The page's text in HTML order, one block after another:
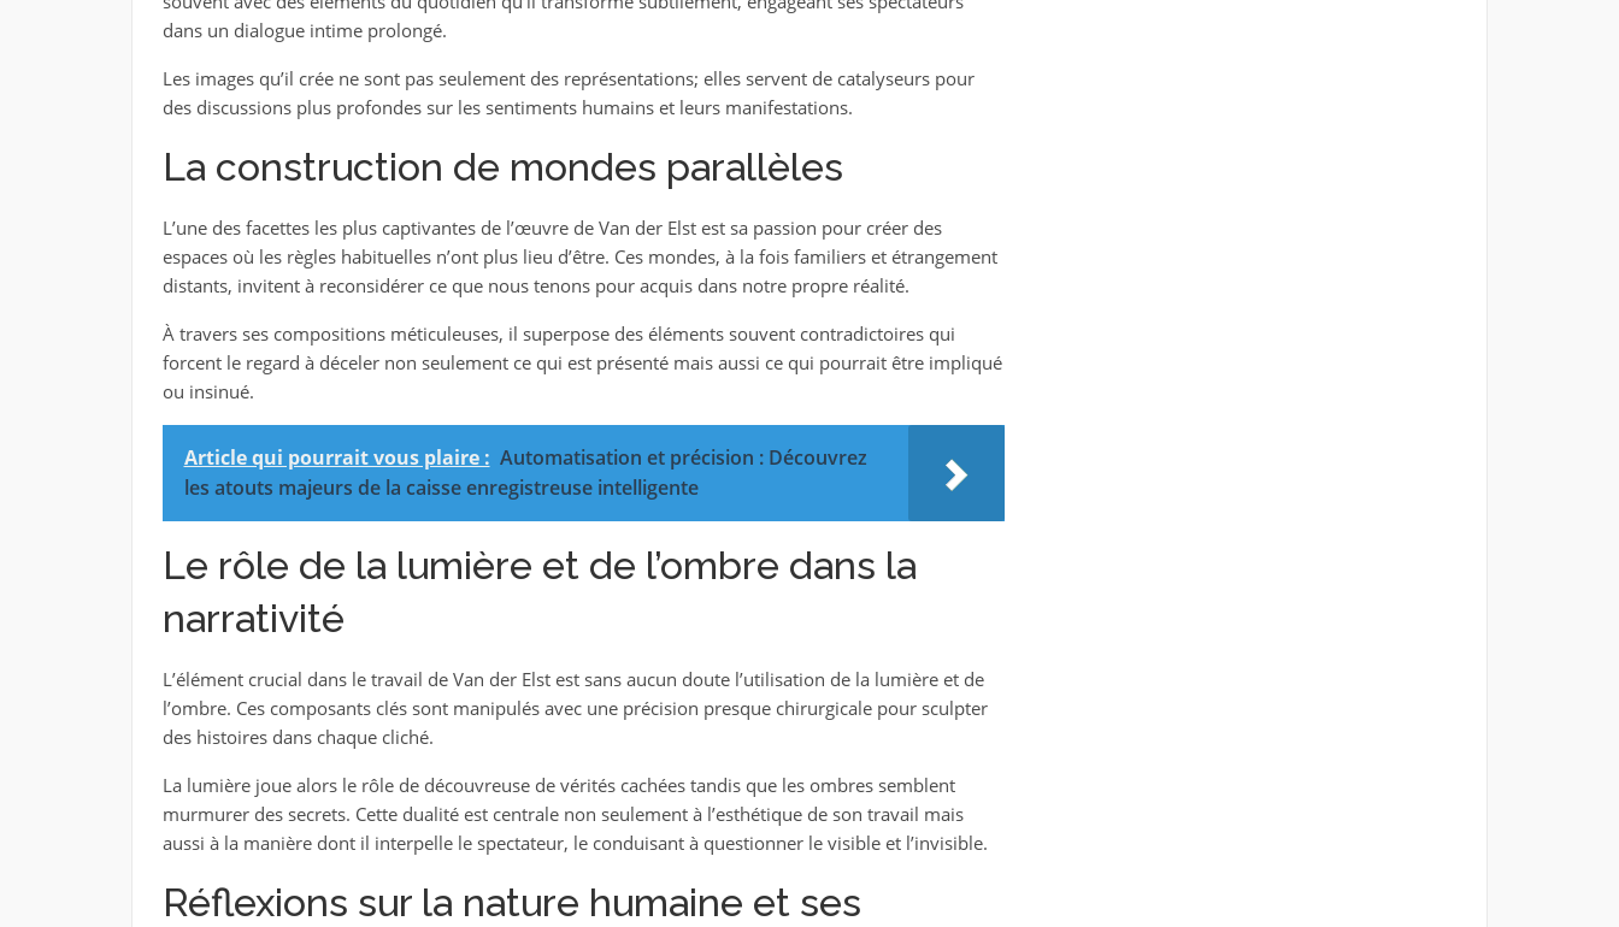
dans un dialogue intime prolongé.
Les images qu’il crée ne sont pas seulement des représentations; elles servent de catalyseurs pour
des discussions plus profondes sur les sentiments humains et leurs manifestations.
La construction de mondes parallèles
L’une des facettes les plus captivantes de l’œuvre de Van der Elst est sa passion pour créer des
espaces où les règles habituelles n’ont plus lieu d’être. Ces mondes, à la fois familiers et étrangement
distants, invitent à reconsidérer ce que nous tenons pour acquis dans notre propre réalité.
À travers ses compositions méticuleuses, il superpose des éléments souvent contradictoires qui
forcent le regard à déceler non seulement ce qui est présenté mais aussi ce qui pourrait être impliqué
ou insinué.
Article qui pourrait vous plaire : Automatisation et précision : Découvrez
les atouts majeurs de la caisse enregistreuse intelligente
Le rôle de la lumière et de l’ombre dans la
narrativité
L’élément crucial dans le travail de Van der Elst est sans aucun doute l’utilisation de la lumière et de
l’ombre. Ces composants clés sont manipulés avec une précision presque chirurgicale pour sculpter
des histoires dans chaque cliché.
La lumière joue alors le rôle de découvreuse de vérités cachées tandis que les ombres semblent
murmurer des secrets. Cette dualité est centrale non seulement à l’esthétique de son travail mais
aussi à la manière dont il interpelle le spectateur, le conduisant à questionner le visible et l’invisible.
Réflexions sur la nature humaine et ses